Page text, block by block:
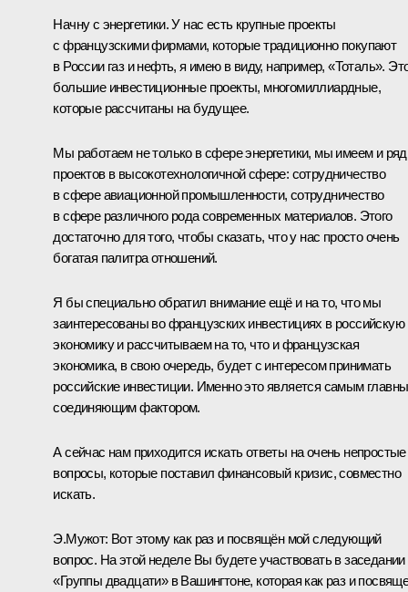
Начну с энергетики. У нас есть крупные проекты
с французскими фирмами, которые традиционно покупают
в России газ и нефть, я имею в виду, например, «Тоталь».
большие инвестиционные проекты, многомиллиардные,
которые рассчитаны на будущее.
Мы работаем не только в сфере энергетики, мы имеем и ряд
проектов в высокотехнологичной сфере: сотрудничество
в сфере авиационной промышленности, сотрудничество
в сфере различного рода современных материалов. Этого
достаточно для того, чтобы сказать, что у нас просто очень
богатая палитра отношений.
Я бы специально обратил внимание ещё и на то, что мы
заинтересованы во французских инвестициях в российскую
экономику и рассчитываем на то, что и французская
экономика, в свою очередь, будет с интересом принимать
российские инвестиции. Именно это является самым
соединяющим фактором.
А сейчас нам приходится искать ответы на очень непростые
вопросы, которые поставил финансовый кризис, совместно
искать.
Э.Мужот: Вот этому как раз и посвящён мой следующий
вопрос. На этой неделе Вы будете участвовать в заседании
«Группы двадцати» в Вашингтоне, которая как раз и